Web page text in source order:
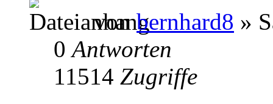
vonbernhard8 »
0Antworten
11514 Zugriffe